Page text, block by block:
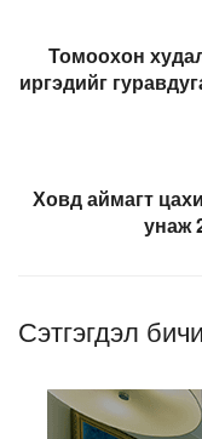
Томоохон
иргэдийг
Ховд аймагт
унаж
Сэтгэгдэл